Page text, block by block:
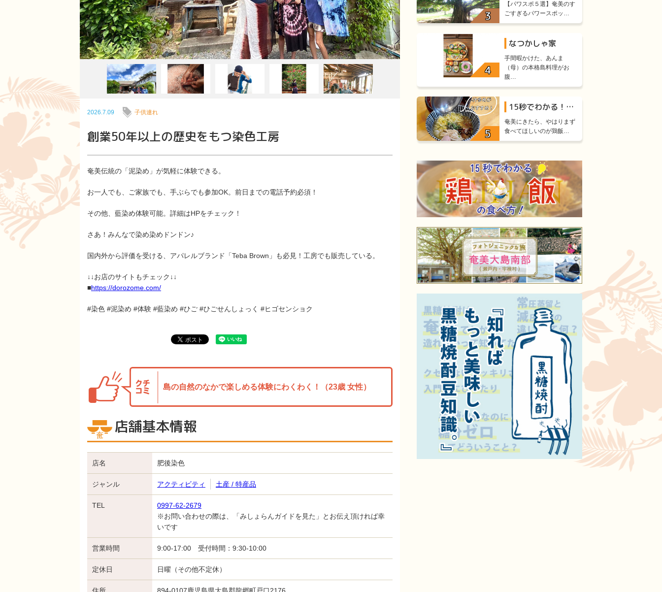
2026.7.09 子供連れ
創業50年以上の歴史をもつ染色工房
奄美伝統の「泥染め」が気軽に体験できる。
お一人でも、ご家族でも、手ぶらでも参加OK。前日までの電話予約必須！
その他、藍染め体験可能。詳細はHPをチェック！
さあ！みんなで染め染めドンドン♪
国内外から評価を受ける、アパレルブランド「Teba Brown」も必見！工房でも販売している。
↓↓お店のサイトもチェック↓↓
■https://dorozome.com/
#染色 #泥染め #体験 #藍染め #ひご #ひごせんしょっく #ヒゴセンショク
島の自然のなかで楽しめる体験にわくわく！（23歳 女性）
店舗基本情報
店名 肥後染色
ジャンル アクティビティ 土産 / 特産品
TEL
0997-62-2679
※お問い合わせの際は、「みしょらんガイドを見た」とお伝え頂ければ幸
いです
営業時間 9:00-17:00 受付時間：9:30-10:00
定休日 日曜（その他不定休）
【パワスポ５選】奄美のす
ごすぎるパワースポッ…
なつかしゃ家
手間暇かけた、あんま
（母）の本格島料理がお
腹…
15秒でわかる！鶏飯のおいしい食べ方
奄美にきたら、やはりまず
食べてほしいのが鶏飯…